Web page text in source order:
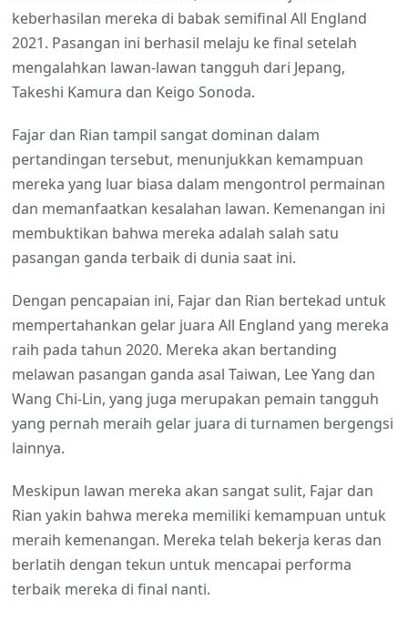
keberhasilan mereka di babak semifinal All England
2021. Pasangan ini berhasil melaju ke final setelah
mengalahkan lawan-lawan tangguh dari Jepang,
Takeshi Kamura dan Keigo Sonoda.
Fajar dan Rian tampil sangat dominan dalam
pertandingan tersebut, menunjukkan kemampuan
mereka yang luar biasa dalam mengontrol permainan
dan memanfaatkan kesalahan lawan. Kemenangan ini
membuktikan bahwa mereka adalah salah satu
pasangan ganda terbaik di dunia saat ini.
Dengan pencapaian ini, Fajar dan Rian bertekad untuk
mempertahankan gelar juara All England yang mereka
raih pada tahun 2020. Mereka akan bertanding
melawan pasangan ganda asal Taiwan, Lee Yang dan
Wang Chi-Lin, yang juga merupakan pemain tangguh
yang pernah meraih gelar juara di turnamen bergengsi
lainnya.
Meskipun lawan mereka akan sangat sulit, Fajar dan
Rian yakin bahwa mereka memiliki kemampuan untuk
meraih kemenangan. Mereka telah bekerja keras dan
berlatih dengan tekun untuk mencapai performa
terbaik mereka di final nanti.